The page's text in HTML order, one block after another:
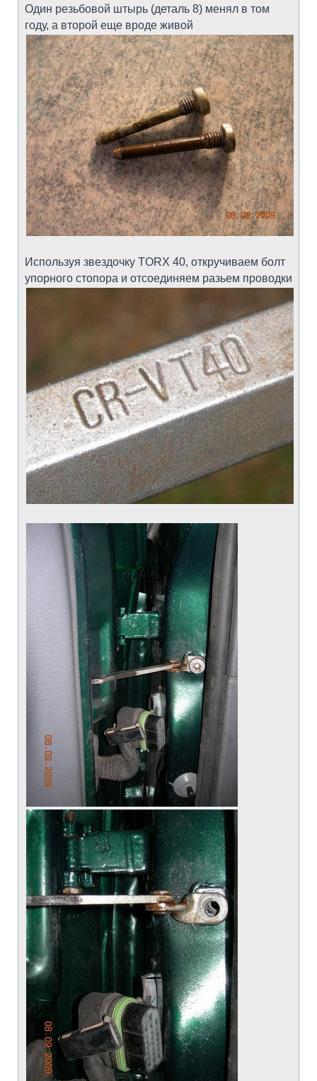
Один резьбовой штырь (деталь 8) менял в том
году, а второй еще вроде живой
Используя звездочку TORX 40, откручиваем болт
упорного стопора и отсоединяем разьем проводки